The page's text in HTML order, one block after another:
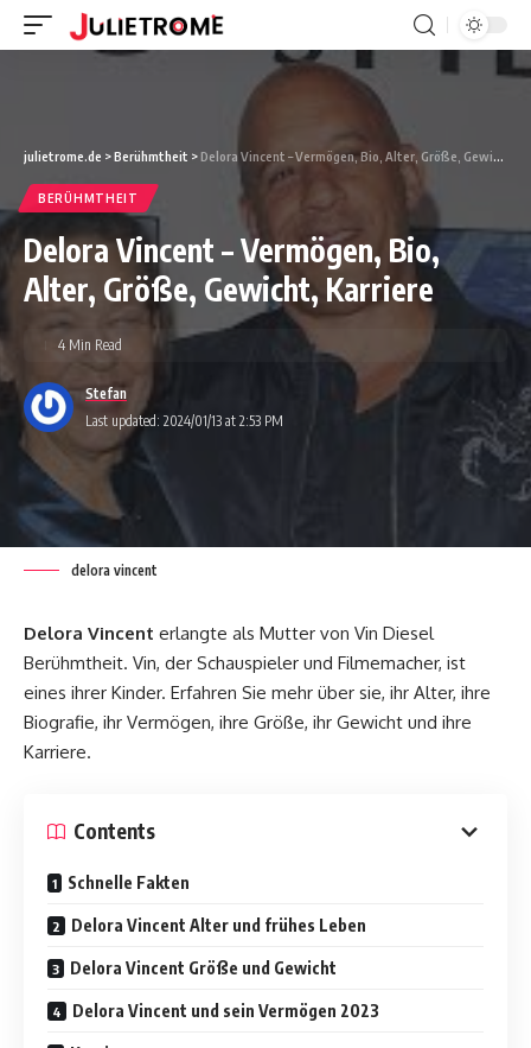
julietrome.de >Berühmtheit > Delora Vincent – ​​Vermögen, Bio, Alter, Größe, Gewicht, Karriere
BERÜHMTHEIT
Delora Vincent – ​​Vermögen, Bio,
Alter, Größe, Gewicht, Karriere
Last updated: 2024/01/13 at 2:53 PM
Stefan
4 Min Read
delora vincent
Delora Vincent erlangte als Mutter von Vin Diesel
Berühmtheit. Vin, der Schauspieler und Filmemacher, ist
eines ihrer Kinder. Erfahren Sie mehr über sie, ihr Alter, ihre
Biografie, ihr Vermögen, ihre Größe, ihr Gewicht und ihre
Karriere.
Contents
Schnelle Fakten
Delora Vincent Alter und frühes Leben
Delora Vincent Größe und Gewicht
Delora Vincent und sein Vermögen 2023